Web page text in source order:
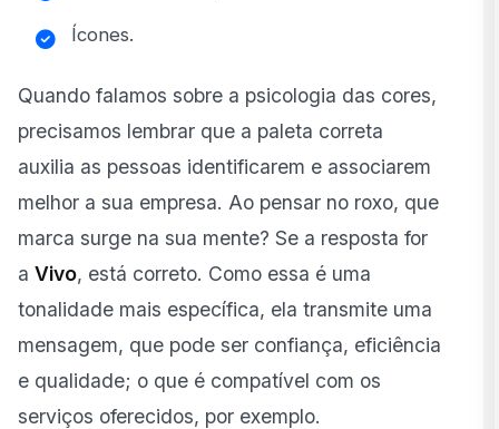
Ícones.
Quando falamos sobre a psicologia das cores,
precisamos lembrar que a paleta correta
auxilia as pessoas identificarem e associarem
melhor a sua empresa. Ao pensar no roxo, que
marca surge na sua mente? Se a resposta for
a Vivo, está correto. Como essa é uma
tonalidade mais específica, ela transmite uma
mensagem, que pode ser confiança, eficiência
e qualidade; o que é compatível com os
serviços oferecidos, por exemplo.